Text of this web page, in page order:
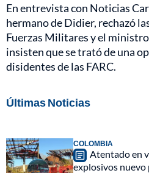
En entrevista con Noticias
hermano de Didier, rechazó
Fuerzas Militares y el
insisten que se trató de una
disidentes de las FARC.
Últimas Noticias
COLOMBIA
Atentado en
explosivos